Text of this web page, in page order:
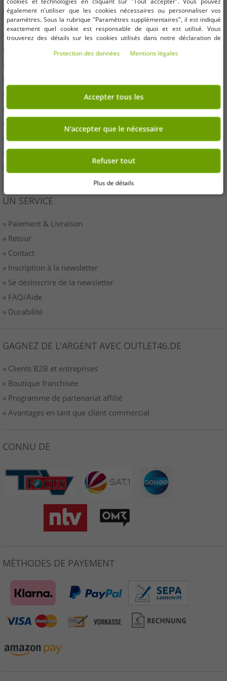
INFORMATION
» Entreprises
» Vos avantages
» Produits originaux et récompenses Outlet46
» Presse
» Droit de rétractation
» Conditions
» Imprimer
» Élimination de la batterie
» protection des données
» Paramètres des cookies
UN SERVICE
» Paiement & Livraison
» Retour
» Contact
» Inscription à la newsletter
» Se désinscrire de la newsletter
» FAQ/Aide
» Durabilité
GAGNEZ DE L'ARGENT AVEC OUTLET46.DE
» Clients B2B et entreprises
» Boutique franchisée
» Programme de partenariat affilié
» Avantages en tant que client commercial
CONNU DE
MÉTHODES DE PAYEMENT
également n'utiliser que les cookies nécessaires ou personnaliser vos
paramètres. Sous la rubrique "Paramètres supplémentaires", il est indiqué
exactement quel cookie est responsable de quoi et est utilisé. Vous
trouverez des détails sur les cookies utilisés dans notre déclaration de
consentement à tout moment. Les coordonnées se trouvent dans les
Protection des données Mentions légales
Accepter tous les
N'accepter que le nécessaire
Refuser tout
Plus de détails